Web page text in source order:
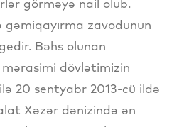
görməyə nail olub.
zavodunun
Bəhs olunan
mərasimi dövlətimizin
ilə 20 sentyabr 2013-cü ildə
Xəzər dənizində ən